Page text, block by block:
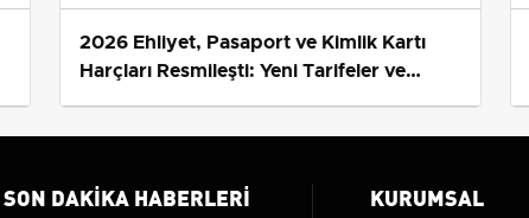
2026 Ehliyet, Pasaport ve Kimlik Kartı
Harçları Resmileşti: Yeni Tarifeler ve
SON DAKIKA HABERLERI KURUMSAL